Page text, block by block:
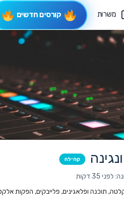
משרות קורסים חדשים
פיקוח תורני צרי קשר
קהילה
35 דקות
תוכנה ופלאגינים, פלייבקים, הפקות